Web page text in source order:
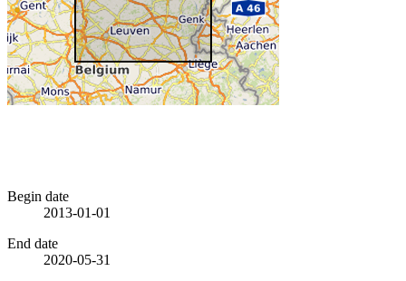
Begin date
2013-01-01
End date
2020-05-31